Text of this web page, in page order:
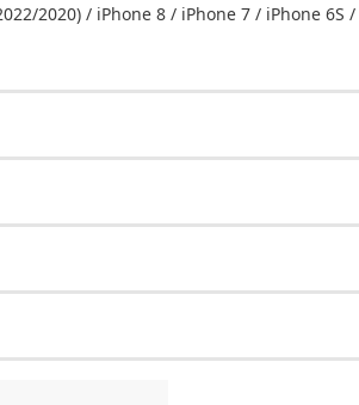
2020) / iPhone 8 / iPhone 7 / iPhone 6S